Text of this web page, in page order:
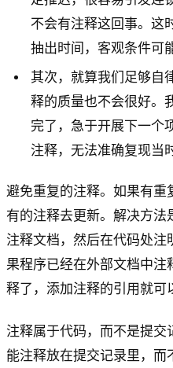
不会有注释这回事。这
抽出时间，客观条件可
其次，就算我们足够自
释的质量也不会很好。
完了，急于开展下一个
注释，无法准确复现当
避免重复的注释。如果有重
有的注释去更新。解决方
注释文档，然后在代码处注
果程序已经在外部文档中注
释了，添加注释的引用就可
注释属于代码，而不是提交
能注释放在提交记录里，而